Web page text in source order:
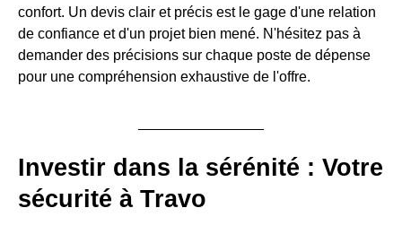
confort. Un devis clair et précis est le gage d'une relation
de confiance et d'un projet bien mené. N'hésitez pas à
demander des précisions sur chaque poste de dépense
pour une compréhension exhaustive de l'offre.
Investir dans la sérénité : Votre
sécurité à Travo